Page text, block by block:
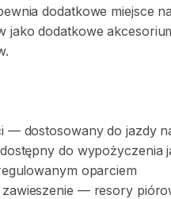
dodatkowe miejsce na
jako dodatkowe
— dostosowany do jazdy
dostępny do wypożyczenia
oparciem
zawieszenie — resory